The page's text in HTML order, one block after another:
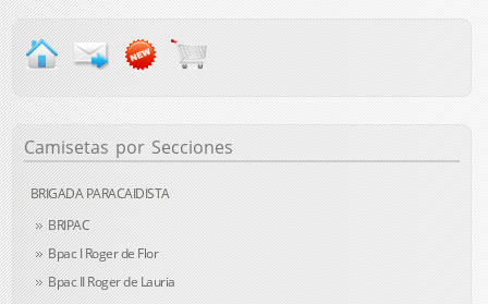
Camisetas por Secciones
BRIGADA PARACAIDISTA
BRIPAC
Bpac I Roger de Flor
Bpac II Roger de Lauria